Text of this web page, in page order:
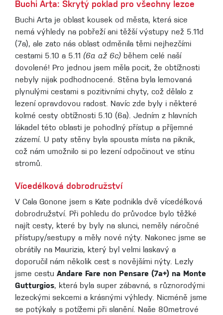
Buchi Arta: Skrytý poklad pro všechny lezce
Buchi Arta je oblast kousek od města, která sice
nemá výhledy na pobřeží ani těžší výstupy než 5.11d
(7a), ale zato nás oblast odměnila těmi nejhezčími
cestami 5.10 a 5.11 (6a až 6c) během celé naší
dovolené! Pro jednou jsem měla pocit, že obtížnosti
nebyly nijak podhodnocené. Stěna byla lemovaná
plynulými cestami s pozitivními chyty, což dělalo z
lezení opravdovou radost. Navíc zde byly i některé
kolmé cesty obtížnosti 5.10 (6a). Jedním z hlavních
lákadel této oblasti je pohodlný přístup a příjemné
zázemí. U paty stěny byla spousta místa na piknik,
což nám umožnilo si po lezení odpočinout ve stínu
stromů.
Vícedélková dobrodružství
V Cala Gonone jsem s Kate podnikla dvě vícedélková
dobrodružství. Při pohledu do průvodce bylo těžké
najít cesty, které by byly na slunci, neměly náročné
přístupy/sestupy a měly nové nýty. Nakonec jsme se
obrátily na Maurizia, který byl velmi laskavý a
doporučil nám několik cest s novějšími nýty. Lezly
jsme cestu Andare Fare non Pensare (7a+) na Monte
Gutturgios, která byla super zábavná, s různorodými
lezeckými sekcemi a krásnými výhledy. Nicméně jsme
se potýkaly s potížemi při slanění. Naše 80metrové